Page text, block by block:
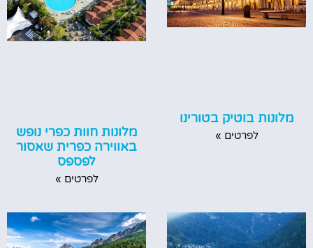
מלונות בוטיק בטורינו
לפרטים »
מלונות חוות כפרי נופש
באווירה כפרית שאסור
לפספס
לפרטים »